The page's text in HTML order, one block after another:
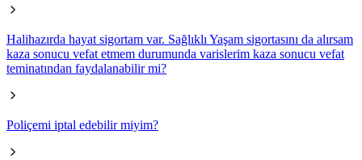
Halihazırda hayat sigortam var. Sağlıklı Yaşam sigortasını da alırsam
kaza sonucu vefat etmem durumunda varislerim kaza sonucu vefat
teminatından faydalanabilir mi?
Poliçemi iptal edebilir miyim?